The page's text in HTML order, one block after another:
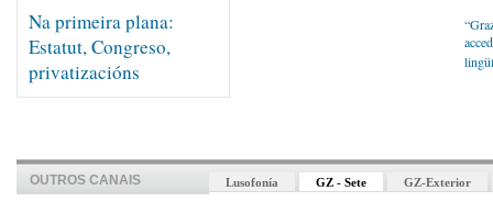
Na primeira plana:
Estatut, Congreso,
privatizacións
OUTROS CANAIS Lusofonía GZ - Sete GZ-Exterior